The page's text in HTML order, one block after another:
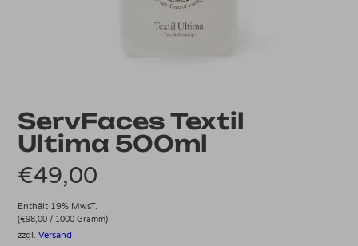
ServFaces Textil
Ultima 500ml
€49,00
Enthält 19% MwsT.
(€98,00 / 1000 Gramm)
zzgl.Versand